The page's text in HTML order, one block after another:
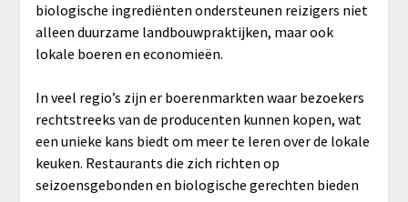
biologische ingrediënten ondersteunen reizigers niet
alleen duurzame landbouwpraktijken, maar ook
lokale boeren en economieën.
In veel regio’s zijn er boerenmarkten waar bezoekers
rechtstreeks van de producenten kunnen kopen, wat
een unieke kans biedt om meer te leren over de lokale
keuken. Restaurants die zich richten op
seizoensgebonden en biologische gerechten bieden